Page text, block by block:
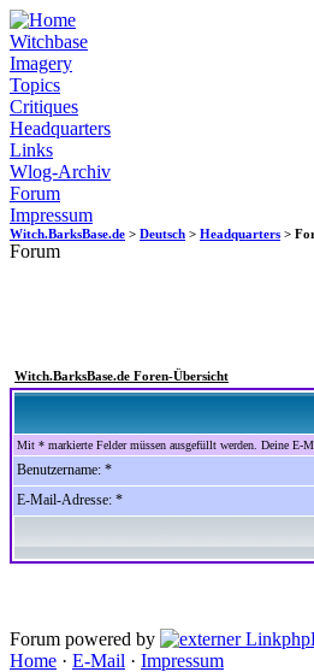
Witchbase
Imagery
Topics
Critiques
Headquarters
Links
Wlog-Archiv
Forum
Impressum
Witch.BarksBase.de > Deutsch > Headquarters >
Forum
Witch.BarksBase.de Foren-Übersicht
Mit * markierte Felder müssen ausgefüllt werden. Deine E-
Benutzername: *
E-Mail-Adresse: *
Forum powered by
Home · E-Mail · Impressum